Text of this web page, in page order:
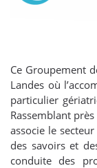
Ce Groupement
Landes où
particulier
Rassemblant
associe le
des savoirs et
conduite des